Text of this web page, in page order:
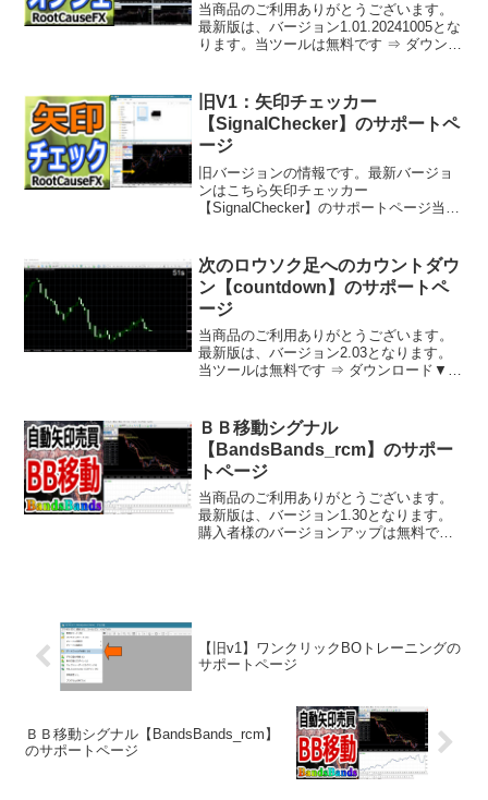
当商品のご利用ありがとうございます。
最新版は、バージョン1.01.20241005とな
ります。当ツールは無料です ⇒ ダウンロ
ているすべてのオブジェクトを他のチャ
ー...
旧V1：矢印チェッカー
【SignalChecker】のサポートペ
ージ
旧バージョンの情報です。最新バージョ
ンはこちら矢印チェッカー
【SignalChecker】のサポートページ当商
ールは無料です ⇒ ダウンロード商品内容
シグナルツール...
次のロウソク足へのカウントダウ
ン【countdown】のサポートペ
ージ
当商品のご利用ありがとうございます。
最新版は、バージョン2.03となります。
当ツールは無料です ⇒ ダウンロード▼
フォルダに同封のMQL4/MQL5フォ...
ＢＢ移動シグナル
【BandsBands_rcm】のサポー
トページ
当商品のご利用ありがとうございます。
最新版は、バージョン1.30となります。
購入者様のバージョンアップは無料です
【旧v1】ワンクリックBOトレーニングの
サポートページ
ＢＢ移動シグナル【BandsBands_rcm】
のサポートページ